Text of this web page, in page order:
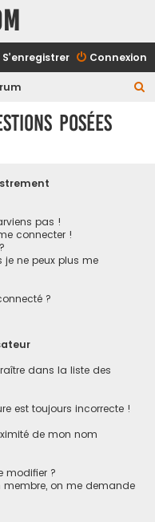
Connexion
S’enregistrer
posées
pas !
connecter !
je ne peux plus me
?
dans la liste des
est toujours incorrecte !
de mon nom
modifier ?
membre, on me demande